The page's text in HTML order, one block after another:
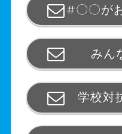
#〇〇が
みん
学校対